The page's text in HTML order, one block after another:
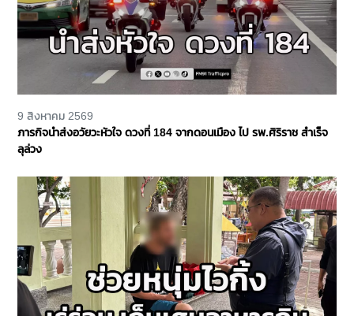
9 สิงหาคม 2569
ภารกิจนำส่งอวัยวะหัวใจ ดวงที่ 184 จากดอนเมือง ไป รพ.ศิริราช สำเร็จ
ลุล่วง